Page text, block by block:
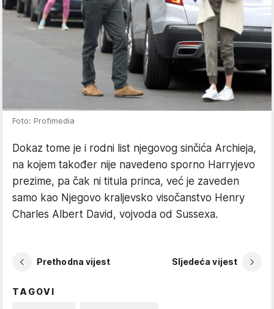
Foto: Profimedia
Dokaz tome je i rodni list njegovog sinčića Archieja,
na kojem također nije navedeno sporno Harryjevo
prezime, pa čak ni titula princa, već je zaveden
samo kao Njegovo kraljevsko visočanstvo Henry
Charles Albert David, vojvoda od Sussexa.
Prethodna vijest Sljedeća vijest
TAGOVI